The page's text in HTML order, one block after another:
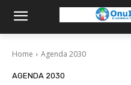
Home Agenda 2030
AGENDA 2030